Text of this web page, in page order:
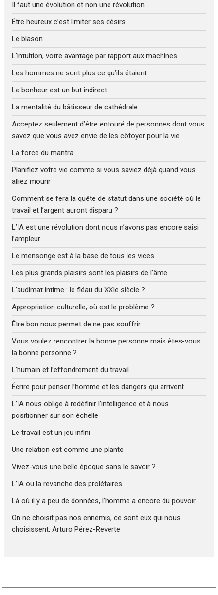
Il faut une évolution et non une révolution
Être heureux c’est limiter ses désirs
Le blason
L’intuition, votre avantage par rapport aux machines
Les hommes ne sont plus ce qu’ils étaient
Le bonheur est un but indirect
La mentalité du bâtisseur de cathédrale
Acceptez seulement d’être entouré de personnes dont vous
savez que vous avez envie de les côtoyer pour la vie
La force du mantra
Planifiez votre vie comme si vous saviez déjà quand vous
alliez mourir
Comment se fera la quête de statut dans une société où le
travail et l’argent auront disparu ?
L’IA est une révolution dont nous n’avons pas encore saisi
l’ampleur
Le mensonge est à la base de tous les vices
Les plus grands plaisirs sont les plaisirs de l’âme
L’audimat intime : le fléau du XXIe siècle ?
Appropriation culturelle, où est le problème ?
Être bon nous permet de ne pas souffrir
Vous voulez rencontrer la bonne personne mais êtes-vous
la bonne personne ?
L’humain et l’effondrement du travail
Écrire pour penser l’homme et les dangers qui arrivent
L’IA nous oblige à redéfinir l’intelligence et à nous
positionner sur son échelle
Le travail est un jeu infini
Une relation est comme une plante
Vivez-vous une belle époque sans le savoir ?
L’IA ou la revanche des prolétaires
Là où il y a peu de données, l’homme a encore du pouvoir
On ne choisit pas nos ennemis, ce sont eux qui nous
choisissent. Arturo Pérez-Reverte